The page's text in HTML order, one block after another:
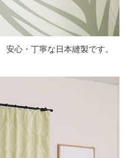
安心・丁寧な日本縫製です。